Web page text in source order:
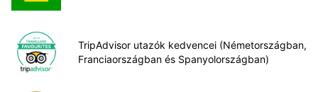
TripAdvisor utazók kedvencei (Németországban,
Franciaországban és Spanyolországban)